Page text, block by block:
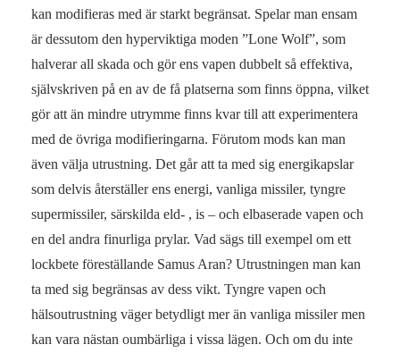
kan modifieras med är starkt begränsat. Spelar man ensam
är dessutom den hyperviktiga moden ”Lone Wolf”, som
halverar all skada och gör ens vapen dubbelt så effektiva,
självskriven på en av de få platserna som finns öppna, vilket
gör att än mindre utrymme finns kvar till att experimentera
med de övriga modifieringarna. Förutom mods kan man
även välja utrustning. Det går att ta med sig energikapslar
som delvis återställer ens energi, vanliga missiler, tyngre
supermissiler, särskilda eld- , is – och elbaserade vapen och
en del andra finurliga prylar. Vad sägs till exempel om ett
lockbete föreställande Samus Aran? Utrustningen man kan
ta med sig begränsas av dess vikt. Tyngre vapen och
hälsoutrustning väger betydligt mer än vanliga missiler men
kan vara nästan oumbärliga i vissa lägen. Och om du inte